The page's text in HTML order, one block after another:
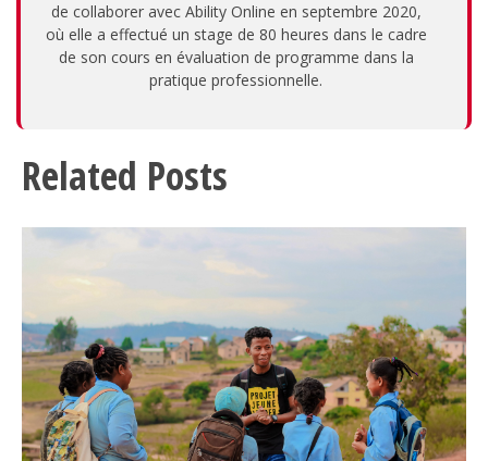
de collaborer avec Ability Online en septembre 2020,
où elle a effectué un stage de 80 heures dans le cadre
de son cours en évaluation de programme dans la
pratique professionnelle.
Related Posts